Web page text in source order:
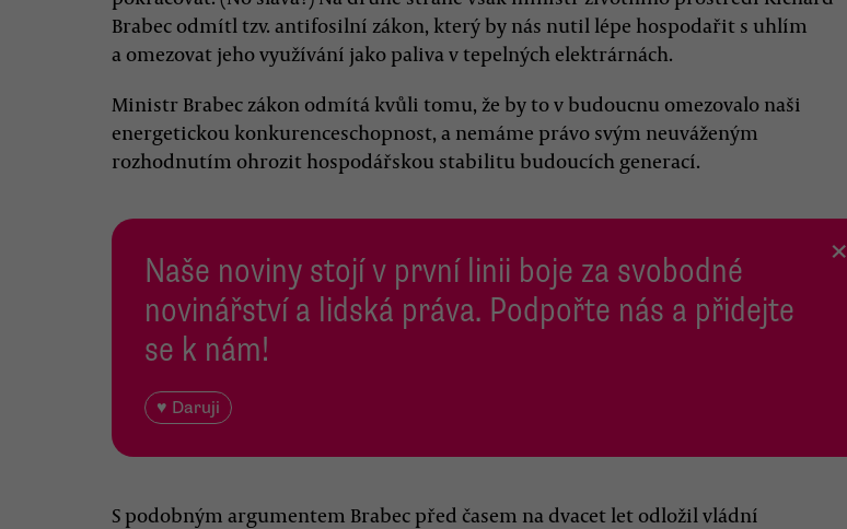
Brabec odmítl tzv. antifosilní zákon, který by nás nutil lépe hospodařit s uhlím
a omezovat jeho využívání jako paliva v tepelných elektrárnách.
Ministr Brabec zákon odmítá kvůli tomu, že by to v budoucnu omezovalo naši
energetickou konkurenceschopnost, a nemáme právo svým neuváženým
rozhodnutím ohrozit hospodářskou stabilitu budoucích generací.
Naše noviny stojí v první linii boje za svobodné
novinářství a lidská práva. Podpořte nás a přidejte
se k nám!
♥ Daruji
×
S podobným argumentem Brabec před časem na dvacet let odložil vládní